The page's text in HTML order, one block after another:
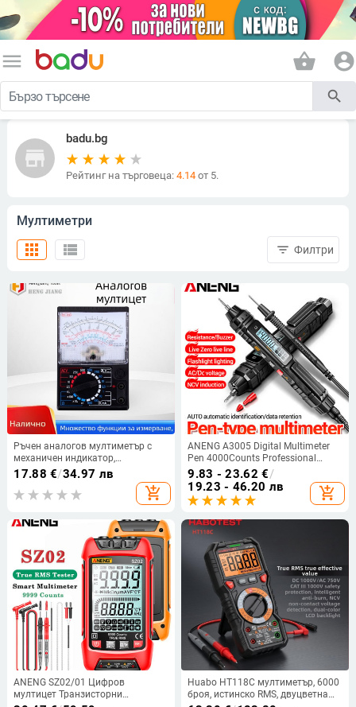
menu shopping_basket account_circle
search
store
badu.bg
Рейтинг на търговеца: 4.14от 5.
Мултиметри
view_list
apps filter_list Филтри
Ръчен аналогов мултиметър с
механичен индикатор,
високопрецизен MF411 за
професионални електротехници
17.88 €/34.97 лв
add_shopping_cart
ANENG A3005 Digital Multimeter
Pen 4000Counts Professional
Meter Безконтактен автоматичен
AC/DC тестер за напрежение Ом
диод NCV тестер Инструмент
9.83 - 23.62 €/
19.23 - 46.20 лв
add_shopping_cart
ANENG SZ02/01 Цифров
мултицет Транзисторни
Huabo HT118C мултиметър, 6000
броя, истинско RMS, двуцветна